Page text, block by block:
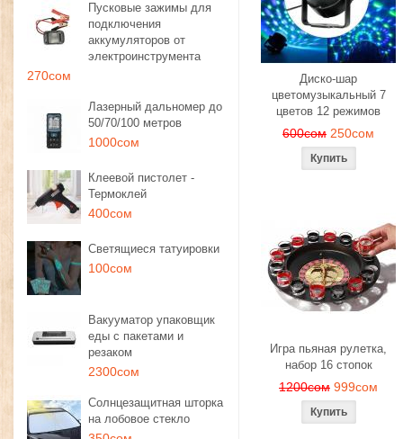
Пусковые зажимы для
подключения
аккумуляторов от
электроинструмента
270сом
Лазерный дальномер до
50/70/100 метров
1000сом
Клеевой пистолет -
Термоклей
400сом
Светящиеся татуировки
100сом
Вакууматор упаковщик
еды с пакетами и
резаком
2300сом
Солнцезащитная шторка
на лобовое стекло
Диско-шар
цветомузыкальный 7
цветов 12 режимов
600сом 250сом
Игра пьяная рулетка,
набор 16 стопок
1200сом 999сом